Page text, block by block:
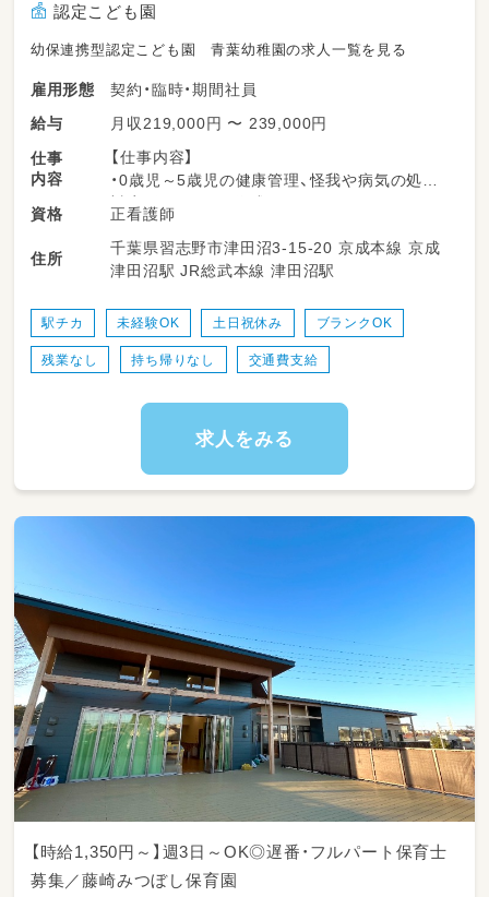
認定こども園
幼保連携型認定こども園 青葉幼稚園の求人一覧を見る
雇用形態
契約・臨時・期間社員
給与
月収219,000円 〜 239,000円
仕事
内容
【仕事内容】
・0歳児～5歳児の健康管理、怪我や病気の処置・
対応、保健だより作成など
未経験の方やブランクがある方も、しっかり
としたフォロー体制が整っているため安心して
お仕事を始められます♪
資格 正看護師
住所
千葉県習志野市津田沼3-15-20 京成本線 京成
津田沼駅 JR総武本線 津田沼駅
駅チカ 未経験OK 土日祝休み ブランクOK
残業なし 持ち帰りなし 交通費支給
求人をみる
【時給1,350円～】週3日～OK◎遅番・フルパート保育士
募集／藤崎みつぼし保育園